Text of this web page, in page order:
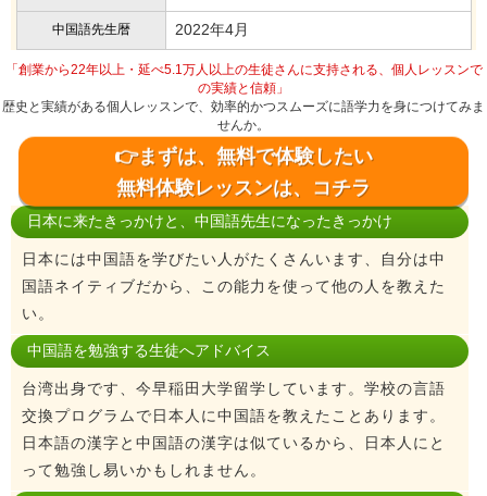
中国語先生暦 2022年4月
「創業から22年以上・延べ5.1万人以上の生徒さんに支持される、個人レッスンで
の実績と信頼」
歴史と実績がある個人レッスンで、効率的かつスムーズに語学力を身につけてみま
せんか。
👉まずは、無料で体験したい
無料体験レッスンは、コチラ
日本に来たきっかけと、中国語先生になったきっかけ
日本には中国語を学びたい人がたくさんいます、自分は中
国語ネイティブだから、この能力を使って他の人を教えた
い。
中国語を勉強する生徒へアドバイス
台湾出身です、今早稲田大学留学しています。学校の言語
交換プログラムで日本人に中国語を教えたことあります。
日本語の漢字と中国語の漢字は似ているから、日本人にと
って勉強し易いかもしれません。